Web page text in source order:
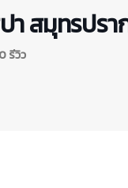
า สมุทรปรา
รีวิว